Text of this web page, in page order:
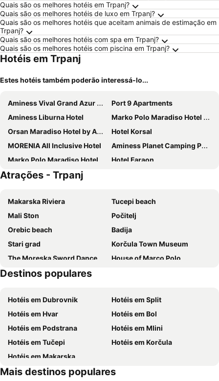
Quais são os melhores hotéis em Trpanj?
Quais são os melhores hotéis de luxo em Trpanj?
Quais são os melhores hotéis que aceitam animais de estimação em
Trpanj?
Quais são os melhores hotéis com spa em Trpanj?
Quais são os melhores hotéis com piscina em Trpanj?
Hotéis em Trpanj
Estes hotéis também poderão interessá-lo...
Aminess Vival Grand Azur Hotel
Port 9 Apartments
Aminess Liburna Hotel
Marko Polo Maradiso Hotel by Aminess
Orsan Maradiso Hotel by Aminess
Hotel Korsal
MORENIA All Inclusive Hotel
Aminess Planet Camping Port9 Holiday Homes
Marko Polo Maradiso Hotel by Aminess
Hotel Faraon
Hotel Pansion Villa Antonio
Hotel Bellevue
Hotel Tolero
Sirena Korčula
Aparthotel Pecic
Tara's Lodge
Lulak Studio Apartments
Aminess Younique Korcula Heritage Hotel
Hotel Liburna
Hotel Borik
Adriatiq Laguna
Apartments Primorac Podaca
Atrações - Trpanj
Makarska Riviera
Tucepi beach
Mali Ston
Počitelj
Orebic beach
Badija
Stari grad
Korčula Town Museum
The Moreska Sword Dance
House of Marco Polo
Port Korčula
Vrboska
Parco Nazionale nell'isola di Mljet
Zivogoste beach
Destinos populares
Hotéis em Dubrovnik
Hotéis em Split
Hotéis em Hvar
Hotéis em Bol
Hotéis em Podstrana
Hotéis em Mlini
Hotéis em Tučepi
Hotéis em Korčula
Hotéis em Makarska
Mais destinos populares